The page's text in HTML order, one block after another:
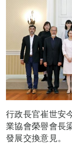
行政長官崔世安
業協會榮譽會長
發展交換意見。